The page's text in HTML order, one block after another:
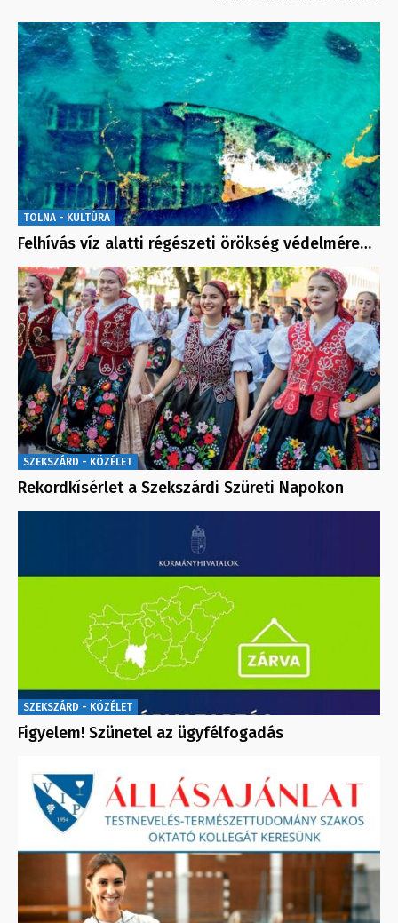
TOLNA - KULTÚRA
Felhívás víz alatti régészeti örökség védelmére…
SZEKSZÁRD - KÖZÉLET
Rekordkísérlet a Szekszárdi Szüreti Napokon
SZEKSZÁRD - KÖZÉLET
Figyelem! Szünetel az ügyfélfogadás